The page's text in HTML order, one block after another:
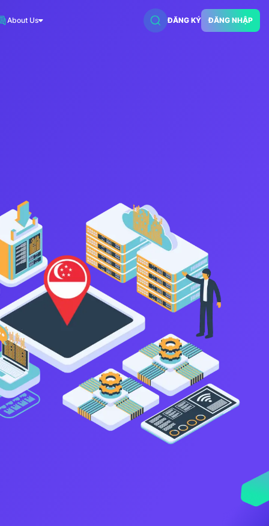
VNDC 20
35.000đ/Ngày
VNDC 24
8.000đ/Ngày
4GViettel
20.000đ/Ngày
About Us ĐĂNG KÝ ĐĂNG NHẬP